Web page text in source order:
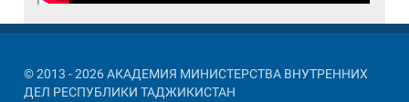
© 2013 - 2026 АКАДЕМИЯ МИНИСТЕРСТВА ВНУТРЕННИХ
ДЕЛ РЕСПУБЛИКИ ТАДЖИКИСТАН